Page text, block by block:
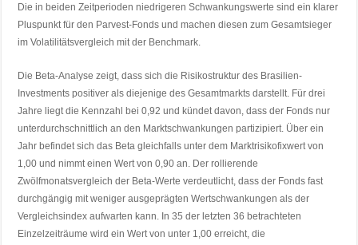
Die in beiden Zeitperioden niedrigeren Schwankungswerte sind ein klarer
Pluspunkt für den Parvest-Fonds und machen diesen zum Gesamtsieger
im Volatilitätsvergleich mit der Benchmark.
Die Beta-Analyse zeigt, dass sich die Risikostruktur des Brasilien-
Investments positiver als diejenige des Gesamtmarkts darstellt. Für drei
Jahre liegt die Kennzahl bei 0,92 und kündet davon, dass der Fonds nur
unterdurchschnittlich an den Marktschwankungen partizipiert. Über ein
Jahr befindet sich das Beta gleichfalls unter dem Marktrisikofixwert von
1,00 und nimmt einen Wert von 0,90 an. Der rollierende
Zwölfmonatsvergleich der Beta-Werte verdeutlicht, dass der Fonds fast
durchgängig mit weniger ausgeprägten Wertschwankungen als der
Vergleichsindex aufwarten kann. In 35 der letzten 36 betrachteten
Einzelzeiträume wird ein Wert von unter 1,00 erreicht, die